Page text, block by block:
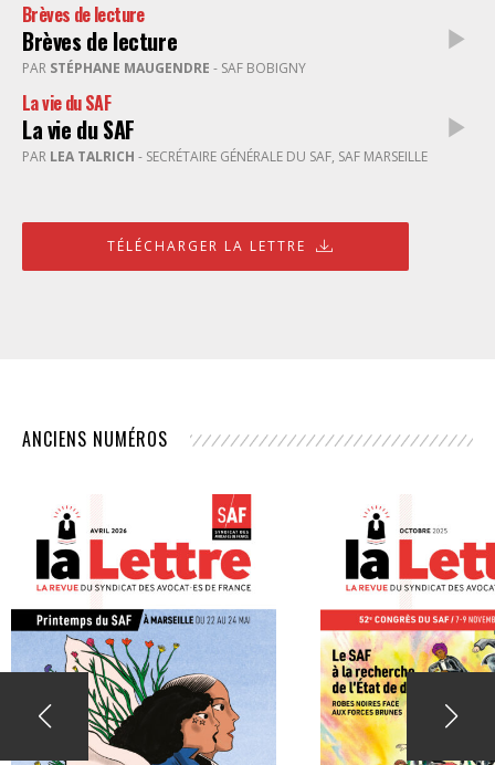
Brèves de lecture
Brèves de lecture
PAR STÉPHANE MAUGENDRE - SAF BOBIGNY
La vie du SAF
La vie du SAF
PAR LEA TALRICH - SECRÉTAIRE GÉNÉRALE DU SAF, SAF MARSEILLE
TÉLÉCHARGER LA LETTRE
ANCIENS NUMÉROS